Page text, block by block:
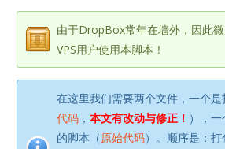
由于DropBox常年在墙外，因此
VPS用户使用本脚本！
在这里我们需要两个文件，一个是
代码 ，本文有改动与修正！ ），
的脚本（原始代码）。顺序是：打